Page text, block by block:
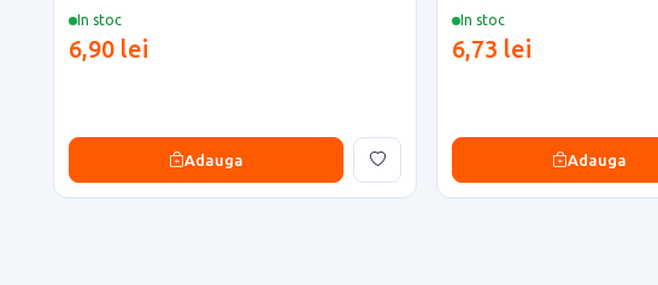
In stoc
6,90 lei
Adauga
In stoc
6,73 lei
Adauga